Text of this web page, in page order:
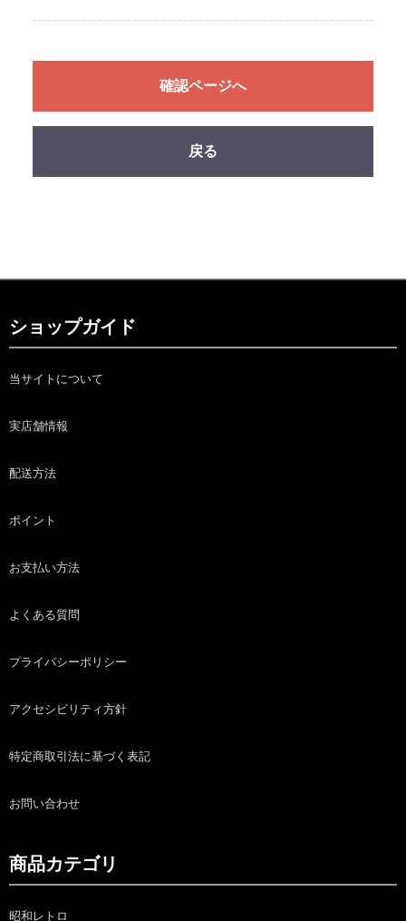
確認ページへ
戻る
ショップガイド
当サイトについて
実店舗情報
配送方法
ポイント
お支払い方法
よくある質問
プライバシーポリシー
アクセシビリティ方針
特定商取引法に基づく表記
お問い合わせ
商品カテゴリ
昭和レトロ